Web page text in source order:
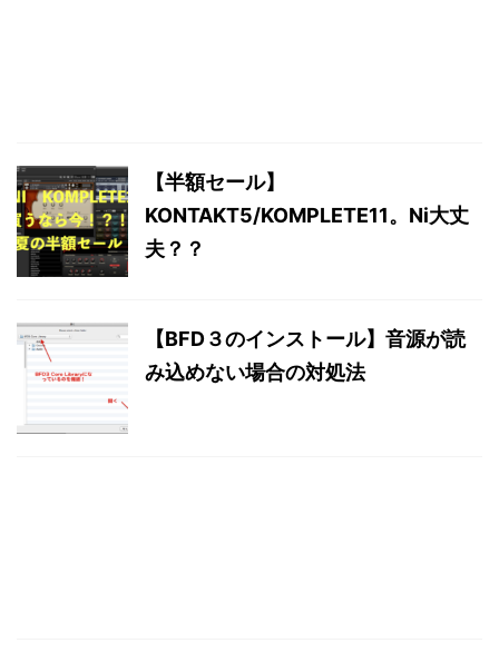
【半額セール】
KONTAKT5/KOMPLETE11。Ni大丈
夫？？
【BFD３のインストール】音源が読
み込めない場合の対処法